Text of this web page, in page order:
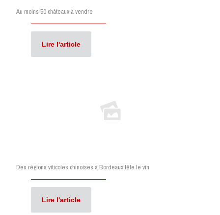
Au moins 50 châteaux à vendre
Lire l'article
Des régions viticoles chinoises à Bordeaux fête le vin
Lire l'article